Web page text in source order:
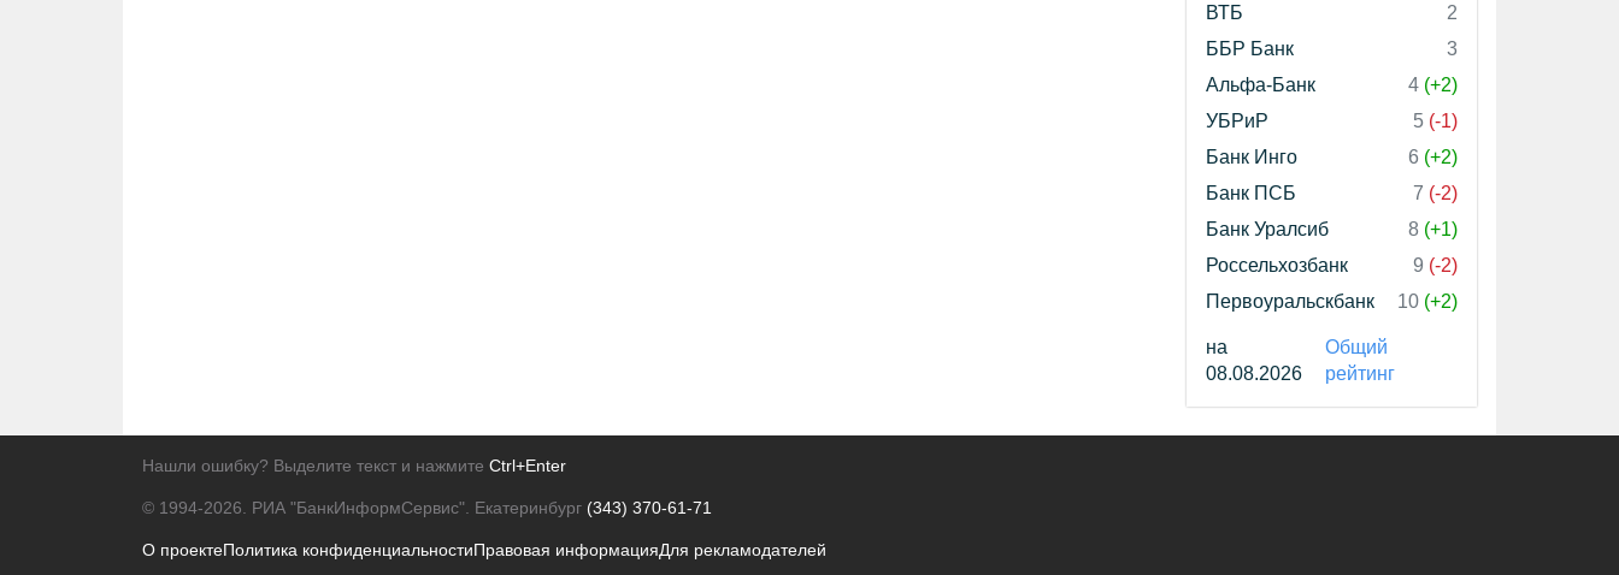
ВТБ
2
ББР Банк
3
Альфа-Банк
4 (+2)
УБРиР
5 (-1)
Банк Инго
6 (+2)
Банк ПСБ
7 (-2)
Банк Уралсиб
8 (+1)
Россельхозбанк
9 (-2)
Первоуральскбанк
10 (+2)
на
08.08.2026
Общий
рейтинг
Нашли ошибку? Выделите текст и нажмите Ctrl+Enter
© 1994-2026. РИА "БанкИнформСервис". Екатеринбург (343) 370-61-71
О проектеПолитика конфиденциальностиПравовая информацияДля рекламодателей